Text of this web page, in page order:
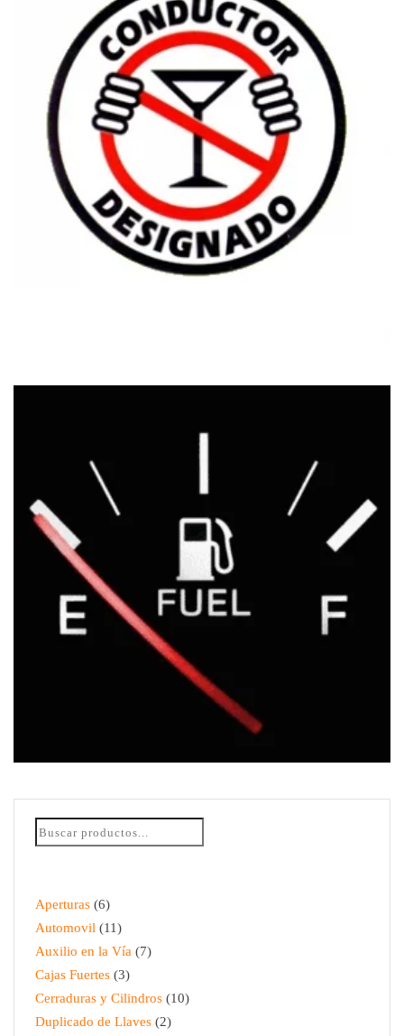
Aperturas 6
Automovil
11
Auxilio en la Vía
7
Cajas Fuertes 3
Cerraduras y Cilindros
10
Duplicado de Llaves
2